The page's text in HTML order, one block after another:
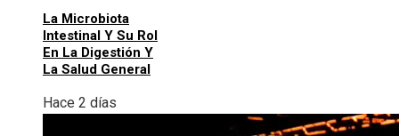
La Microbiota
Intestinal Y Su Rol
En La Digestión Y
La Salud General
Hace 2 días